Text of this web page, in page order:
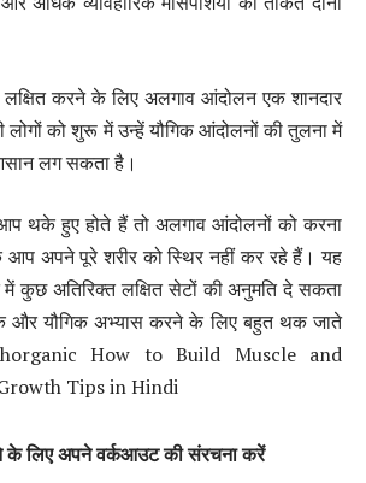
लक्षित करने के लिए अलगाव आंदोलन एक शानदार
को शुरू में उन्हें यौगिक आंदोलनों की तुलना में
लग सकता है।
थके हुए होते हैं तो अलगाव आंदोलनों को करना
आप अपने पूरे शरीर को स्थिर नहीं कर रहे हैं। यह
अतिरिक्त लक्षित सेटों की अनुमति दे सकता
यौगिक अभ्यास करने के लिए बहुत थक जाते
How to Build Muscle and
Tips in Hindi
केलिएअपनेवर्कआउटकीसंरचनाकरें